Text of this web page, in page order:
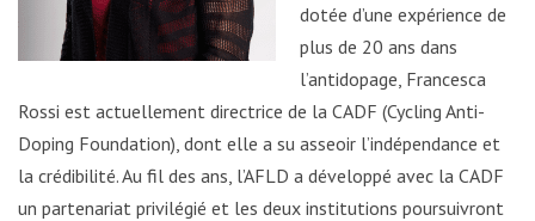
dotée d’une expérience de
plus de 20 ans dans
l’antidopage, Francesca
Rossi est actuellement directrice de la CADF (Cycling Anti-
Doping Foundation), dont elle a su asseoir l’indépendance et
la crédibilité. Au fil des ans, l’AFLD a développé avec la CADF
un partenariat privilégié et les deux institutions poursuivront